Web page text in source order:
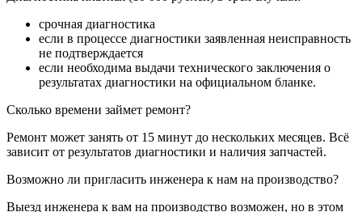
срочная диагностика
если в процессе диагностики заявленная неисправность
не подтверждается
если необходима выдачи технического заключения о
результатах диагностики на официальном бланке.
Сколько времени займет ремонт?
Ремонт может занять от 15 минут до нескольких месяцев. Всё
зависит от результатов диагностики и наличия запчастей.
Возможно ли пригласить инженера к нам на производство?
Выезд инженера к вам на производство возможен, но в этом